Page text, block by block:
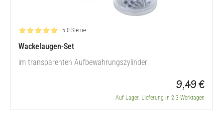
Bewertung: 5.0 von 5
5.0 Sterne
Wackelaugen-Set
im transparenten Aufbewahrungszylinder
9,49 €
Auf Lager. Lieferung in 2-3 Werktagen